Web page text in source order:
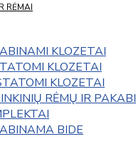
RĖMAI
KLOZETAI
KLOZETAI
KLOZETAI
RĖMŲ IR
BIDE